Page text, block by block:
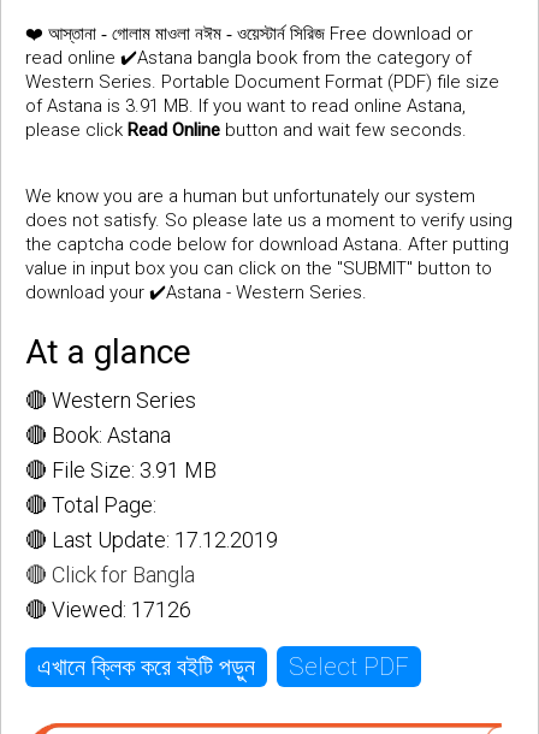
❤️ আস্তানা - গোলাম মাওলা নঈম - ওয়েস্টার্ন সিরিজ Free download or
read online ✔️Astana bangla book from the category of
Western Series. Portable Document Format (PDF) file size
of Astana is 3.91 MB. If you want to read online Astana,
please click Read Online button and wait few seconds.
We know you are a human but unfortunately our system
does not satisfy. So please late us a moment to verify using
the captcha code below for download Astana. After putting
value in input box you can click on the "SUBMIT" button to
download your ✔️Astana - Western Series.
At a glance
🔴 Western Series
🔴 Book: Astana
🔴 File Size: 3.91 MB
🔴 Total Page:
🔴 Last Update: 17.12.2019
🔴 Click for Bangla
🔴 Viewed: 17126
এখানে ক্লিক করে বইটি পড়ুন Select PDF